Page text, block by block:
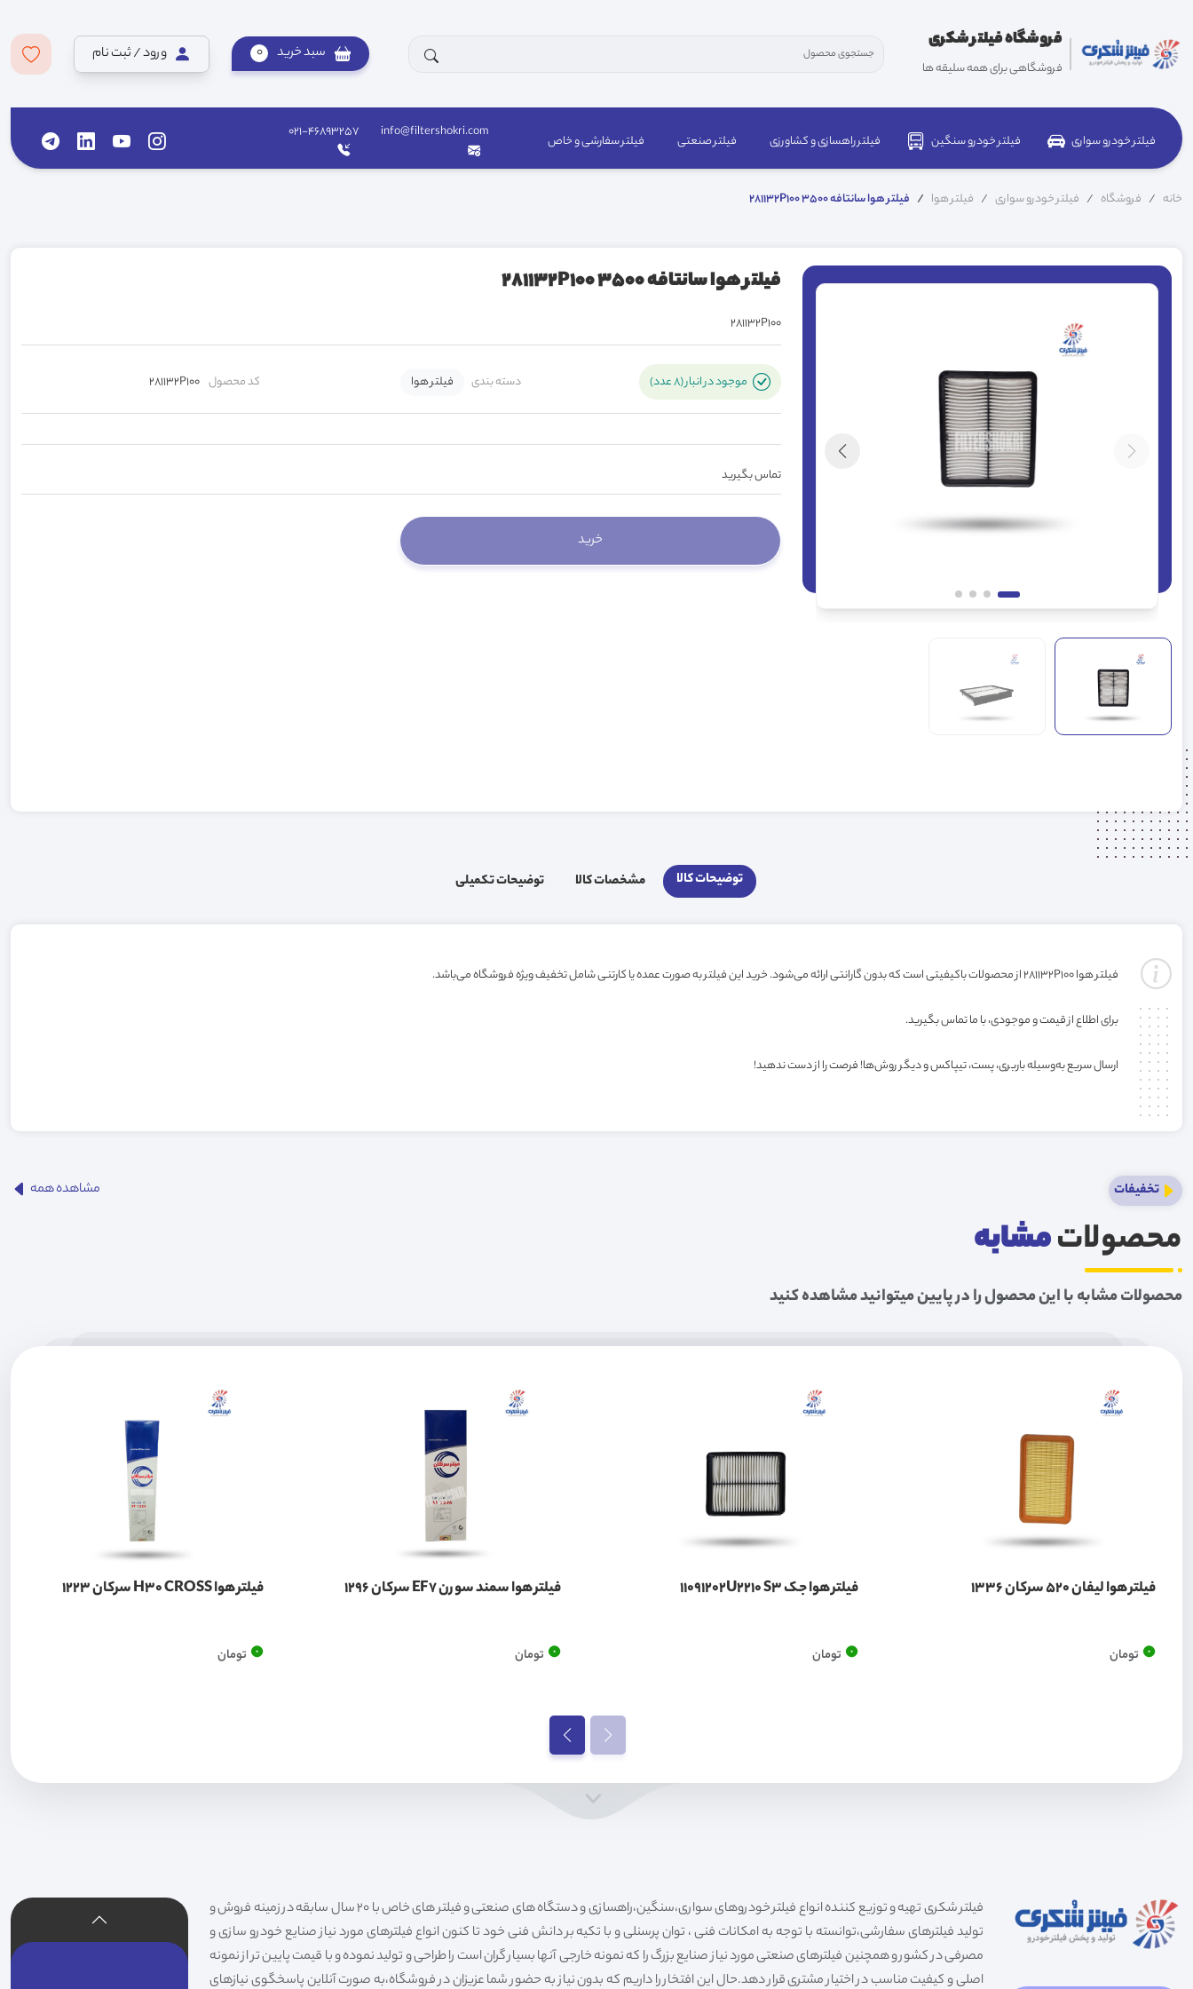
فروشگاه فیلتر شکری
فروشگاهی برای همه سلیقه ها
سبد خرید 0 ورود / ثبت نام
فیلتر خودرو سواری فیلتر خودرو سنگین فیلتر راهسازی و کشاورزی فیلتر صنعتی فیلتر سفارشی و خاص
info@filtershokri.com
021-46893257
خانه فروشگاه فیلتر خودرو سواری فیلتر هوا فیلتر هوا سانتافه 3500 281132P100
فیلتر هوا سانتافه 3500 281132P100
281132P100
موجود در انبار (8 عدد) دسته بندی فیلتر هوا کد محصول 281132P100
تماس بگیرید
توضیحات کالا مشخصات کالا توضیحات تکمیلی
فیلتر هوا 281132P100 از محصولات باکیفیتی است که بدون گارانتی ارائه می‌شود. خرید این فیلتر به صورت عمده یا کارتنی شامل تخفیف ویژه فروشگاه می‌باشد.
برای اطلاع از قیمت و موجودی، با ما تماس بگیرید.
ارسال سریع به‌وسیله باربری، پست، تیپاکس و دیگر روش‌ها! فرصت را از دست ندهید!
تخفیفات
محصولاتمشابه
محصولات مشابه با این محصول را در پایین میتوانید مشاهده کنید
مشاهده همه
فیلتر هوا لیفان 520 سرکان 1336
0 تومان
فیلتر هوا جک 11091202U2210 S3
0 تومان
فیلتر هوا سمند سورن EF7 سرکان 1296
0 تومان
فیلتر هوا H30 CROSS سرکان 1223
0 تومان
فیلتر شکری تهیه و توزیع کننده انواع فیلتر خودروهای سواری،سنگین،راهسازی و دستگاه های صنعتی و فیلتر های خاص با 20 سال سابقه در زمینه فروش و
تولید فیلترهای سفارشی،توانسته با توجه به امکانات فنی ، توان پرسنلی و با تکیه بر دانش فنی خود تا کنون انواع فیلترهای مورد نیاز صنایع خودرو سازی و
مصرفی در کشور و همچنین فیلترهای صنعتی مورد نیاز صنایع بزرگ را که نمونه خارجی آنها بسیار گران است را طراحی و تولید نموده و با قیمت پایین تر از نمونه
اصلی و کیفیت مناسب در اختیار مشتری قرار دهد.حال این افتخار را داریم که بدون نیاز به حضور شما عزیزان در فروشگاه،به صورت آنلاین پاسخگوی نیازهای